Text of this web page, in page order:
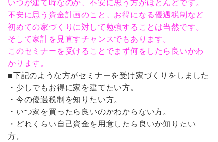
いつが建て時なのか、不安に思う方がほとんどです。
不安に思う資金計画のこと、お得になる優遇税制など
初めての家づくりに対して勉強することは当然です。
そして家計を見直すチャンスでもあります。
このセミナーを受けることでまず何をしたら良いかわ
かります。
■下記のような方がセミナーを受け家づくりをしました
・少しでもお得に家を建てたい方。
・今の優遇税制を知りたい方。
・いつ家を買ったら良いのかわからない方。
・どれくらい自己資金を用意したら良いか知りたい
方。